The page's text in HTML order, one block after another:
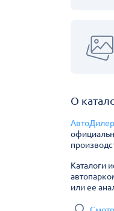
О
Каталоги
или ее